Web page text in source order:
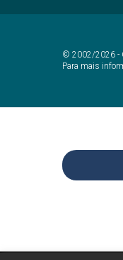
© 2002/2026 -
Para mais